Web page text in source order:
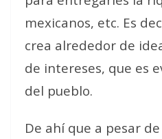
mexicanos, etc. Es
crea alrededor de
de intereses, que es
del pueblo.
De ahí que a pesar